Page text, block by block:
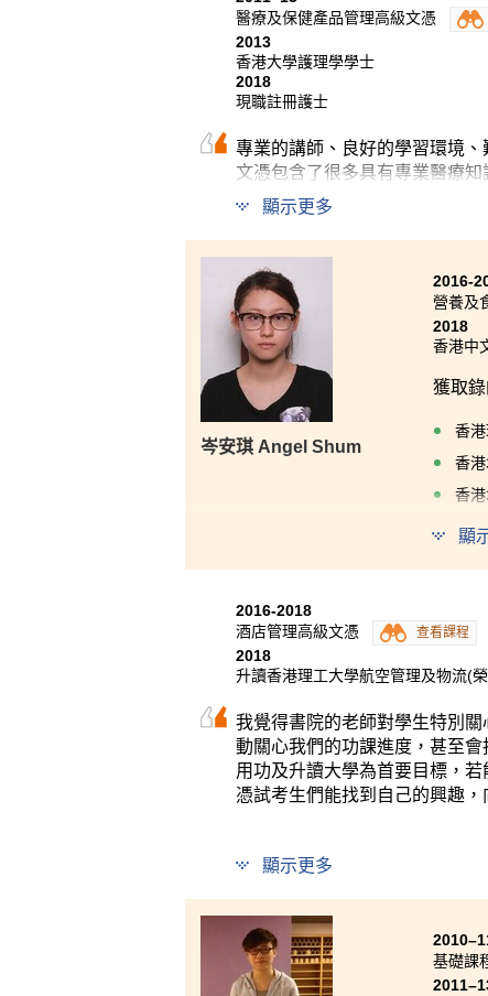
醫療及保健產品管理高級文憑
2013
香港大學護理學學士
2018
現職註冊護士
專業的講師、良好的學習環境
文憑包含了很多具有專業醫療
將來修讀護理學是非常重要。
清楚將來的路要怎樣走，立志
顯示更多
岑安琪 Angel Shum
2016-
營養及
2018
香港中
獲取錄
香
香
香
香
顯
2016-2018
酒店管理高級文憑
查看課程
2018
升讀香港理工大學航空管理及物流(
我覺得書院的老師對學生特別
動關心我們的功課進度，甚至
用功及升讀大學為首要目標，
憑試考生們能找到自己的興趣，
顯示更多
基礎課